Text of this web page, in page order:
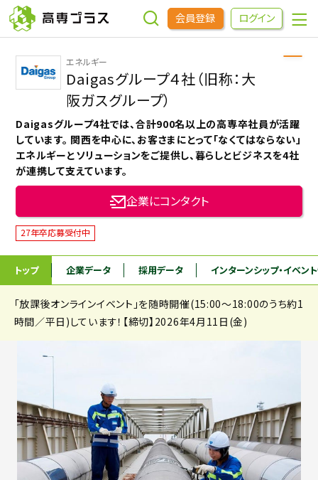
会員登録 ログイン
企業をさがす
進学先をさがす
インターンシップ・イベントをさがす
高専OBOGをさがす
高専プラスセミナー
めもらす
本科5年生・専攻科2年生向け 採用継続中の企業特集
エネルギー
Daigasグループ４社（旧称：大
阪ガスグループ）
Daigasグループ4社では、合計900名以上の高専卒社員が活躍
しています。 関西を中心に、お客さまにとって「なくてはならない」
エネルギーとソリューションをご提供し、暮らしとビジネスを4社
が連携して支えています。
企業にコンタクト
27年卒応募受付中
トップ 企業データ 採用データ インターンシップ・イベン
「放課後オンラインイベント」を随時開催(15:00～18:00のうち約1
時間／平日)しています！【締切】2026年4月11日(金)